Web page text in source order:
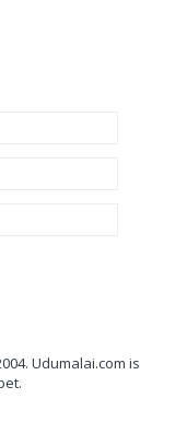
Udumalai.com is